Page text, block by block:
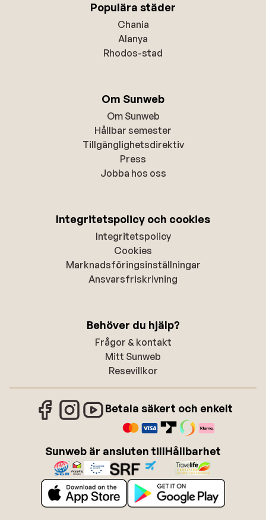
Populära städer
Chania
Alanya
Rhodos-stad
Om Sunweb
Om Sunweb
Hållbar semester
Tillgänglighetsdirektiv
Press
Jobba hos oss
Integritetspolicy och cookies
Integritetspolicy
Cookies
Marknadsföringsinställningar
Ansvarsfriskrivning
Behöver du hjälp?
Frågor & kontakt
Mitt Sunweb
Resevillkor
Betala säkert och enkelt
Sunweb är ansluten tillHållbarhet